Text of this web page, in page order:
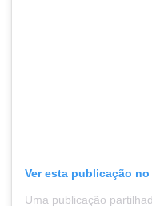
Ver esta publicação